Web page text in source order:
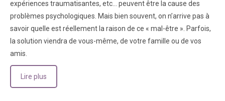
expériences traumatisantes, etc… peuvent être la cause des
problèmes psychologiques. Mais bien souvent, on n’arrive pas à
savoir quelle est réellement la raison de ce « mal-être ». Parfois,
la solution viendra de vous-même, de votre famille ou de vos
amis.
Lire plus